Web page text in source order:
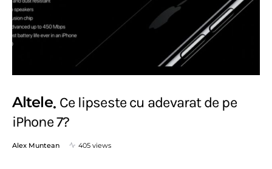
Altele Ce lipseste cu adevarat de pe
iPhone 7?
Alex Muntean 405 views